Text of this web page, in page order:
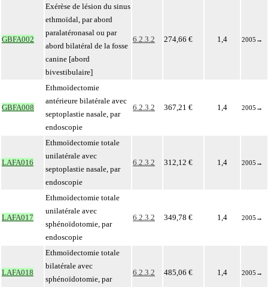
GBFA002
Exérèse de lésion du sinus
ethmoïdal, par abord
paralatéronasal ou par
abord bilatéral de la fosse
canine [abord
bivestibulaire]
6.2.3.2 274,66 € 1,4 2005 →
GBFA008
Ethmoïdectomie
antérieure bilatérale avec
septoplastie nasale, par
endoscopie
6.2.3.2 367,21 € 1,4 2005 →
LAFA016
Ethmoïdectomie totale
unilatérale avec
septoplastie nasale, par
endoscopie
6.2.3.2 312,12 € 1,4 2005 →
LAFA017
Ethmoïdectomie totale
unilatérale avec
sphénoïdotomie, par
endoscopie
6.2.3.2 349,78 € 1,4 2005 →
LAFA018
Ethmoïdectomie totale
bilatérale avec
sphénoïdotomie, par
6.2.3.2 485,06 € 1,4 2005 →